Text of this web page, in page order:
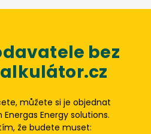
bez
můžete si je objednat
Energas Energy solutions.
že budete muset: